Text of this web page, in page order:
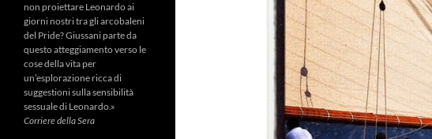
non proiettare Leonardo ai
giorni nostri tra gli arcobaleni
del Pride? Giussani parte da
questo atteggiamento verso le
cose della vita per
un’esplorazione ricca di
suggestioni sulla sensibilità
sessuale di Leonardo.»
Corriere della Sera